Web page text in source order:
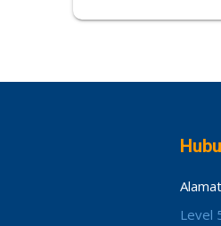
Alamat
Level